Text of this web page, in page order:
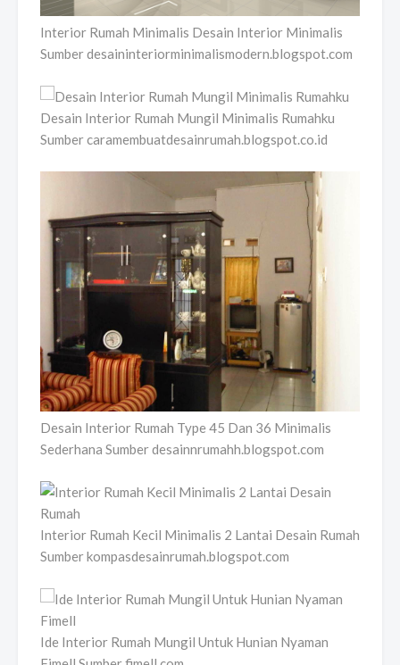
Interior Rumah Minimalis Desain Interior Minimalis
Sumber desaininteriorminimalismodern.blogspot.com
Desain Interior Rumah Mungil Minimalis Rumahku
Sumber caramembuatdesainrumah.blogspot.co.id
Desain Interior Rumah Type 45 Dan 36 Minimalis
Sederhana Sumber desainnrumahh.blogspot.com
Interior Rumah Kecil Minimalis 2 Lantai Desain Rumah
Sumber kompasdesainrumah.blogspot.com
Ide Interior Rumah Mungil Untuk Hunian Nyaman